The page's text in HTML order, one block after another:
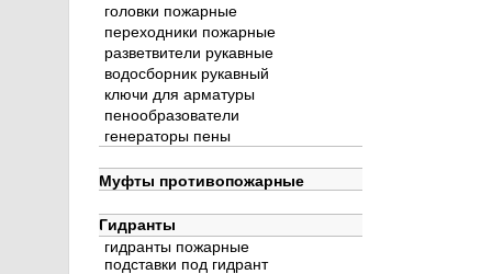
Гидранты
головки пожарные
переходники пожарные
разветвители рукавные
водосборник рукавный
ключи для арматуры
пенообразователи
генераторы пены
Муфты противопожарные
гидранты пожарные
подставки под гидрант